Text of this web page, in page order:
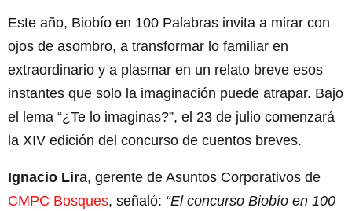
Este año, Biobío en 100 Palabras invita a mirar con
ojos de asombro, a transformar lo familiar en
extraordinario y a plasmar en un relato breve esos
instantes que solo la imaginación puede atrapar. Bajo
el lema “¿Te lo imaginas?”, el 23 de julio comenzará
la XIV edición del concurso de cuentos breves.
Ignacio Lira, gerente de Asuntos Corporativos de
CMPC Bosques, señaló: “El concurso Biobío en 100